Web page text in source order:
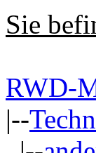
Sie
RWD-
|--